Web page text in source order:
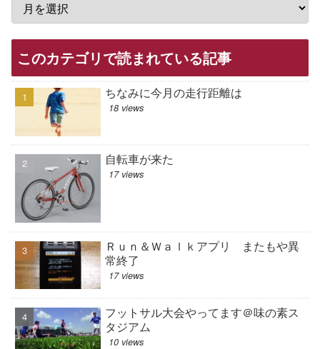
このカテゴリで読まれている記事
ちなみに今月の走行距離は
18 views
自転車が来た
17 views
Ｒｕｎ＆Ｗａｌｋアプリ またもや異
常終了
17 views
フットサル大会やってます＠味の素ス
タジアム
10 views